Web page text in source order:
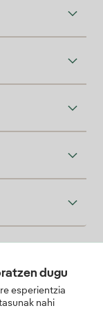
dugu
esperientzia
nahi